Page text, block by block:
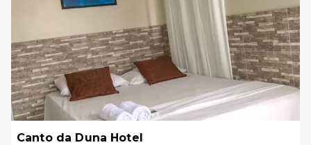
Canto da Duna Hotel